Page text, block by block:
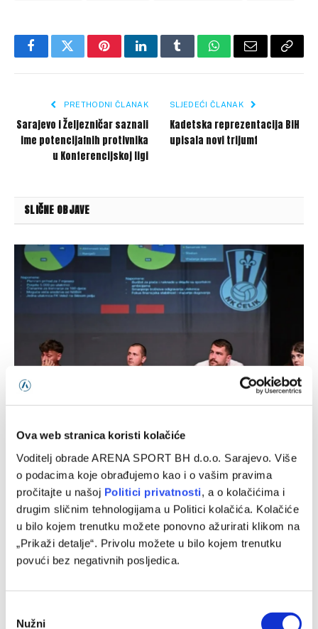
Ova web stranica koristi kolačiće
Voditelj obrade ARENA SPORT BH d.o.o. Sarajevo. Više
o podacima koje obrađujemo kao i o vašim pravima
pročitajte u našoj Politici privatnosti, a o kolačićima i
drugim sličnim tehnologijama u Politici kolačića. Kolačiće
u bilo kojem trenutku možete ponovno ažurirati klikom na
„Prikaži detalje“. Privolu možete u bilo kojem trenutku
povući bez negativnih posljedica.
Selection
Nužni
FacebookTwitterPinterestLinkedInTumblrWhatsApp
Email Copy
PRETHODNI ČLANAK
Sarajevo i Željezničar saznali
ime potencijalnih protivnika
u Konferencijskoj ligi
SLJEDEĆI ČLANAK
Kadetska reprezentacija BiH
upisala novi trijumf
SLIČNE OBJAVE
Skupština Čelika podržala izgradnju Nacionalnog stadiona
u Zenici, ali uz jasno definisane uslove
08/08/2026